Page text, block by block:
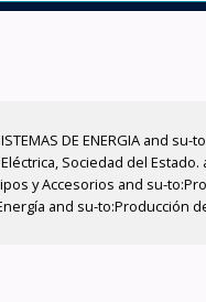
DE ENERGIA and su-
Sociedad del Estado.
y Accesorios and su-
and su-to:Producción